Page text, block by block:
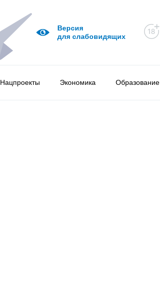
Версия
для слабовидящих
Нацпроекты Экономика Образование